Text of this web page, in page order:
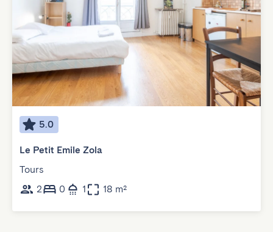
5.0
Le Petit Emile Zola
Tours
2
0 1 18 m²